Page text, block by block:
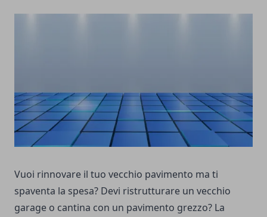
Vuoi rinnovare il tuo vecchio pavimento ma ti
spaventa la spesa? Devi ristrutturare un vecchio
garage o cantina con un pavimento grezzo? La